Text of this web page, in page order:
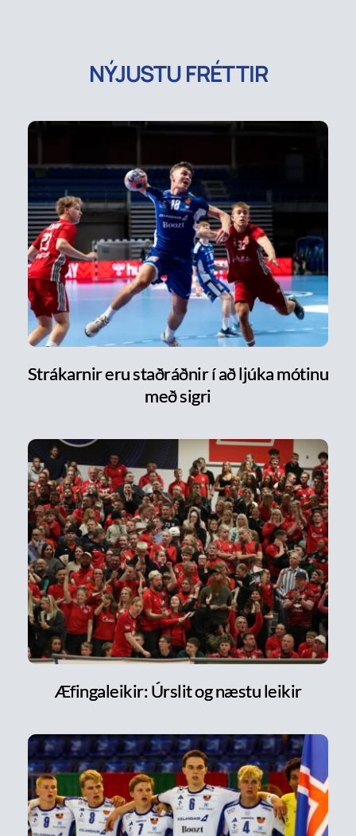
NÝJUSTU FRÉTTIR
Strákarnir eru staðráðnir í að ljúka mótinu
með sigri
Æfingaleikir: Úrslit og næstu leikir